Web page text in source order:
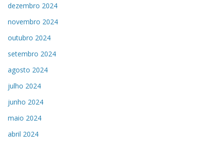
dezembro 2024
novembro 2024
outubro 2024
setembro 2024
agosto 2024
julho 2024
junho 2024
maio 2024
abril 2024